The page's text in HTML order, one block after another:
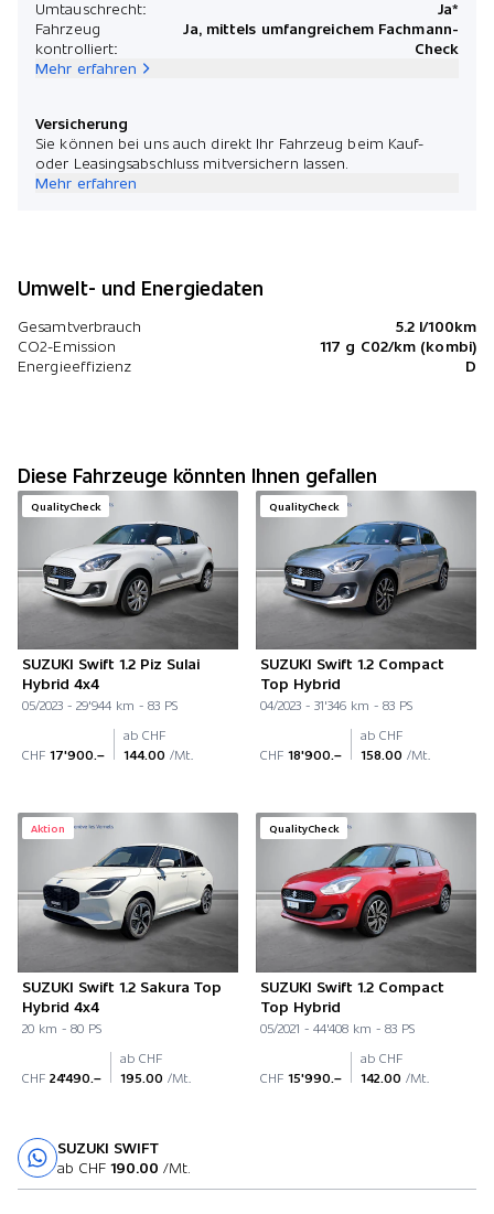
Umtauschrecht:
Ja*
Fahrzeug
kontrolliert:
Ja, mittels umfangreichem Fachmann-
Check
Mehr erfahren
Versicherung
Sie können bei uns auch direkt Ihr Fahrzeug beim Kauf-
oder Leasingsabschluss mitversichern lassen.
Mehr erfahren
Umwelt- und Energiedaten
Gesamtverbrauch
5.2 l/100km
CO2-Emission
117 g C02/km (kombi)
Energieeffizienz
D
Diese Fahrzeuge könnten Ihnen gefallen
QualityCheck
SUZUKI Swift 1.2 Piz Sulai
Hybrid 4x4
05/2023 - 29'944 km - 83 PS
CHF 17'900.–
ab CHF
144.00 /Mt.
QualityCheck
SUZUKI Swift 1.2 Compact
Top Hybrid
04/2023 - 31'346 km - 83 PS
CHF 18'900.–
ab CHF
158.00 /Mt.
Aktion
SUZUKI Swift 1.2 Sakura Top
Hybrid 4x4
20 km - 80 PS
CHF 24'490.–
ab CHF
195.00 /Mt.
QualityCheck
SUZUKI Swift 1.2 Compact
Top Hybrid
05/2021 - 44'408 km - 83 PS
CHF 15'990.–
ab CHF
142.00 /Mt.
SUZUKI SWIFT
ab CHF 190.00 /Mt.